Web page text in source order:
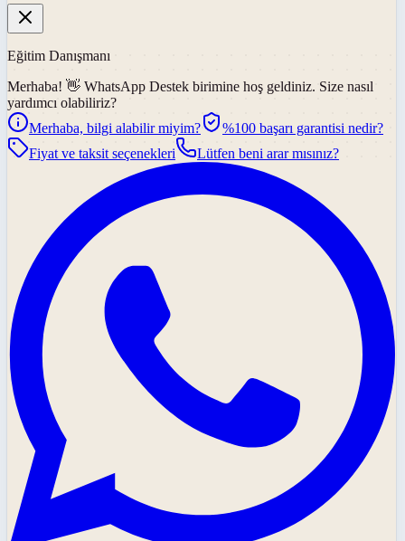
Eğitim Danışmanı
Merhaba! 👋 WhatsApp Destek birimine hoş geldiniz. Size nasıl
yardımcı olabiliriz?
Merhaba, bilgi alabilir miyim?
%100 başarı garantisi nedir?
Fiyat ve taksit seçenekleri
Lütfen beni arar mısınız?